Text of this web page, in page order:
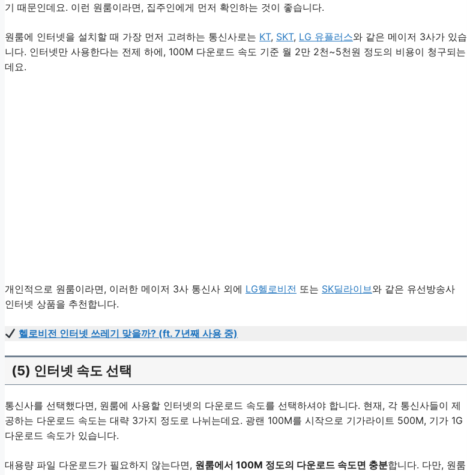
기 때문인데요. 이런 원룸이라면, 집주인에게 먼저 확인하는 것이 좋습니다.
원룸에 인터넷을 설치할 때 가장 먼저 고려하는 통신사로는 KT, SKT, LG 유플러스와 같은 메이저 3사가 있습
니다. 인터넷만 사용한다는 전제 하에, 100M 다운로드 속도 기준 월 2만 2천~5천원 정도의 비용이 청구되는
데요.
개인적으로 원룸이라면, 이러한 메이저 3사 통신사 외에 LG헬로비전 또는 SK딜라이브 와 같은 유선방송사
인터넷 상품을 추천합니다.
헬로비전 인터넷 쓰레기 맞을까? (ft. 7년째 사용 중)
(5) 인터넷 속도 선택
통신사를 선택했다면, 원룸에 사용할 인터넷의 다운로드 속도를 선택하셔야 합니다. 현재, 각 통신사들이 제
공하는 다운로드 속도는 대략 3가지 정도로 나뉘는데요. 광랜 100M를 시작으로 기가라이트 500M, 기가 1G
다운로드 속도가 있습니다.
대용량 파일 다운로드가 필요하지 않는다면, 원룸에서 100M 정도의 다운로드 속도면 충분합니다. 다만, 원룸